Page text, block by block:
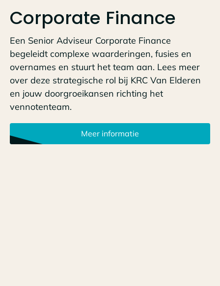
Corporate Finance
Een Senior Adviseur Corporate Finance
begeleidt complexe waarderingen, fusies en
overnames en stuurt het team aan. Lees meer
over deze strategische rol bij KRC Van Elderen
en jouw doorgroeikansen richting het
vennotenteam.
Meer informatie